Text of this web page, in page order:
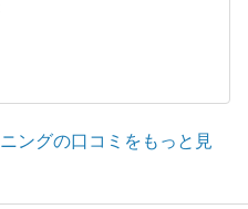
ングの口コミをもっと見